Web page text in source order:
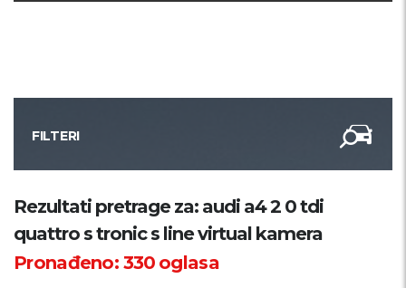
FILTERI
Kategorija
Županija
Rezultati pretrage za: audi a4 2 0 tdi
quattro s tronic s line virtual kamera
Pronađeno:330oglasa